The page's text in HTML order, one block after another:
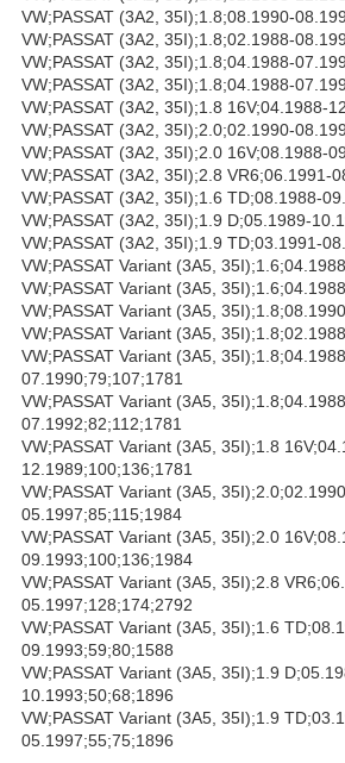
VW;PASSAT (3A2, 35I);1.8;08.1990-
VW;PASSAT (3A2, 35I);1.8;02.1988-
VW;PASSAT (3A2, 35I);1.8;04.1988-
VW;PASSAT (3A2, 35I);1.8;04.1988-
VW;PASSAT (3A2, 35I);1.8 16V;04.1988-
VW;PASSAT (3A2, 35I);2.0;02.1990-
VW;PASSAT (3A2, 35I);2.0 16V;08.1988-
VW;PASSAT (3A2, 35I);2.8 VR6;06.1991-
VW;PASSAT (3A2, 35I);1.6 TD;08.1988-
VW;PASSAT (3A2, 35I);1.9 D;05.1989-
VW;PASSAT (3A2, 35I);1.9 TD;03.1991-
VW;PASSAT Variant (3A5,
VW;PASSAT Variant (3A5,
VW;PASSAT Variant (3A5,
VW;PASSAT Variant (3A5,
VW;PASSAT Variant (3A5,
07.1990;79;107;1781
VW;PASSAT Variant (3A5,
07.1992;82;112;1781
VW;PASSAT Variant (3A5, 35I);1.8
12.1989;100;136;1781
VW;PASSAT Variant (3A5,
05.1997;85;115;1984
VW;PASSAT Variant (3A5, 35I);2.0
09.1993;100;136;1984
VW;PASSAT Variant (3A5, 35I);2.8
05.1997;128;174;2792
VW;PASSAT Variant (3A5, 35I);1.6
09.1993;59;80;1588
VW;PASSAT Variant (3A5, 35I);1.9
10.1993;50;68;1896
VW;PASSAT Variant (3A5, 35I);1.9
05.1997;55;75;1896